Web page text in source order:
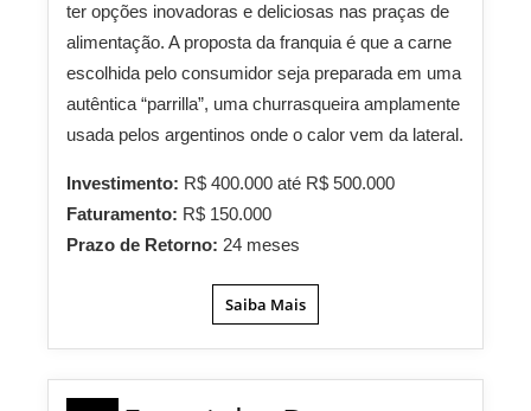
ter opções inovadoras e deliciosas nas praças de
alimentação. A proposta da franquia é que a carne
escolhida pelo consumidor seja preparada em uma
autêntica “parrilla”, uma churrasqueira amplamente
usada pelos argentinos onde o calor vem da lateral.
Investimento: R$ 400.000 até R$ 500.000
Faturamento: R$ 150.000
Prazo de Retorno: 24 meses
Saiba Mais